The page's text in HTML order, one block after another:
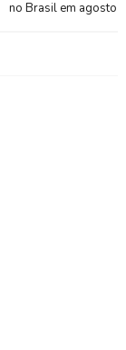
no Brasil em agosto